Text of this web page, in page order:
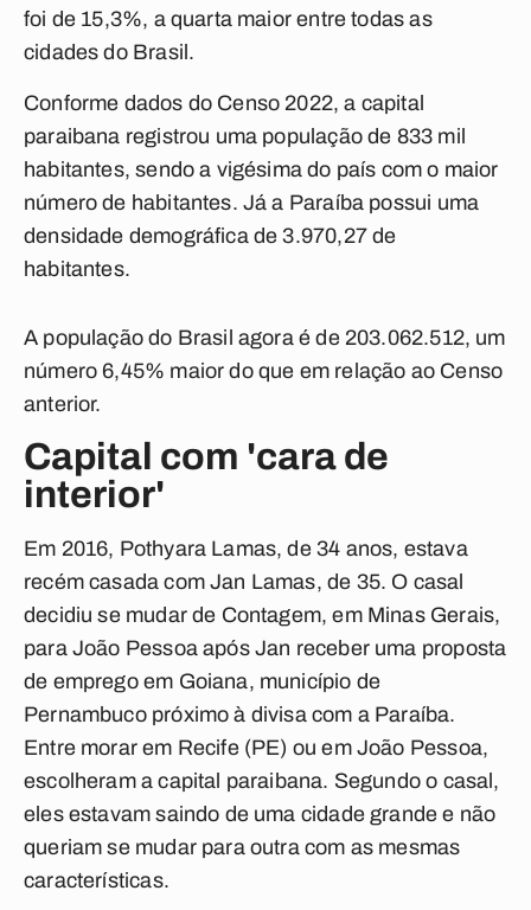
foi de 15,3%, a quarta maior entre todas as
cidades do Brasil.
Conforme dados do Censo 2022, a capital
paraibana registrou uma população de 833 mil
habitantes, sendo a vigésima do país com o maior
número de habitantes. Já a Paraíba possui uma
densidade demográfica de 3.970,27 de
habitantes.
A população do Brasil agora é de 203.062.512, um
número 6,45% maior do que em relação ao Censo
anterior.
Capital com 'cara de
interior'
Em 2016, Pothyara Lamas, de 34 anos, estava
recém casada com Jan Lamas, de 35. O casal
decidiu se mudar de Contagem, em Minas Gerais,
para João Pessoa após Jan receber uma proposta
de emprego em Goiana, município de
Pernambuco próximo à divisa com a Paraíba.
Entre morar em Recife (PE) ou em João Pessoa,
escolheram a capital paraibana. Segundo o casal,
eles estavam saindo de uma cidade grande e não
queriam se mudar para outra com as mesmas
características.